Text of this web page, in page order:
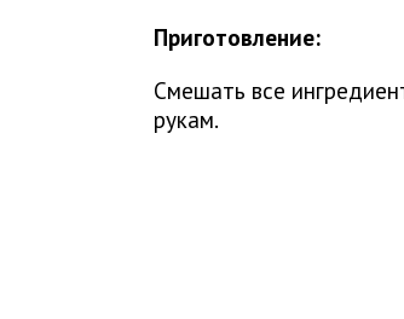
Приготовление:
Смешать все
рукам.